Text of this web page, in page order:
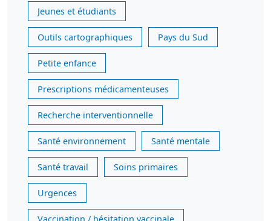
Jeunes et étudiants
Outils cartographiques Pays du Sud
Petite enfance
Prescriptions médicamenteuses
Recherche interventionnelle
Santé environnement Santé mentale
Santé travail Soins primaires
Urgences